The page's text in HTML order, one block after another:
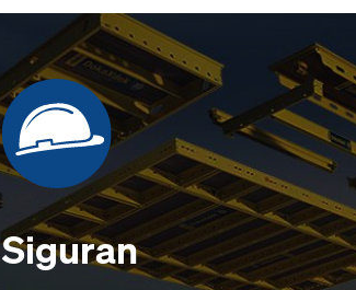
Siguran